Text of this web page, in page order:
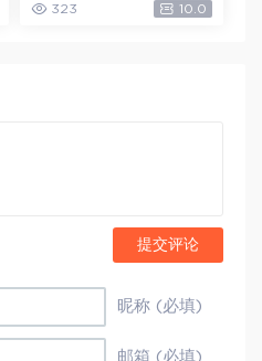
323 10.0
提交评论
昵称 (必填)
邮箱 (必填)